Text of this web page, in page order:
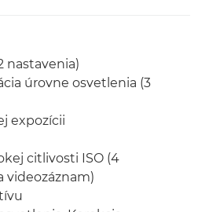
nastavenia)
úrovne osvetlenia (3
expozícii
citlivosti ISO (4
videozáznam)